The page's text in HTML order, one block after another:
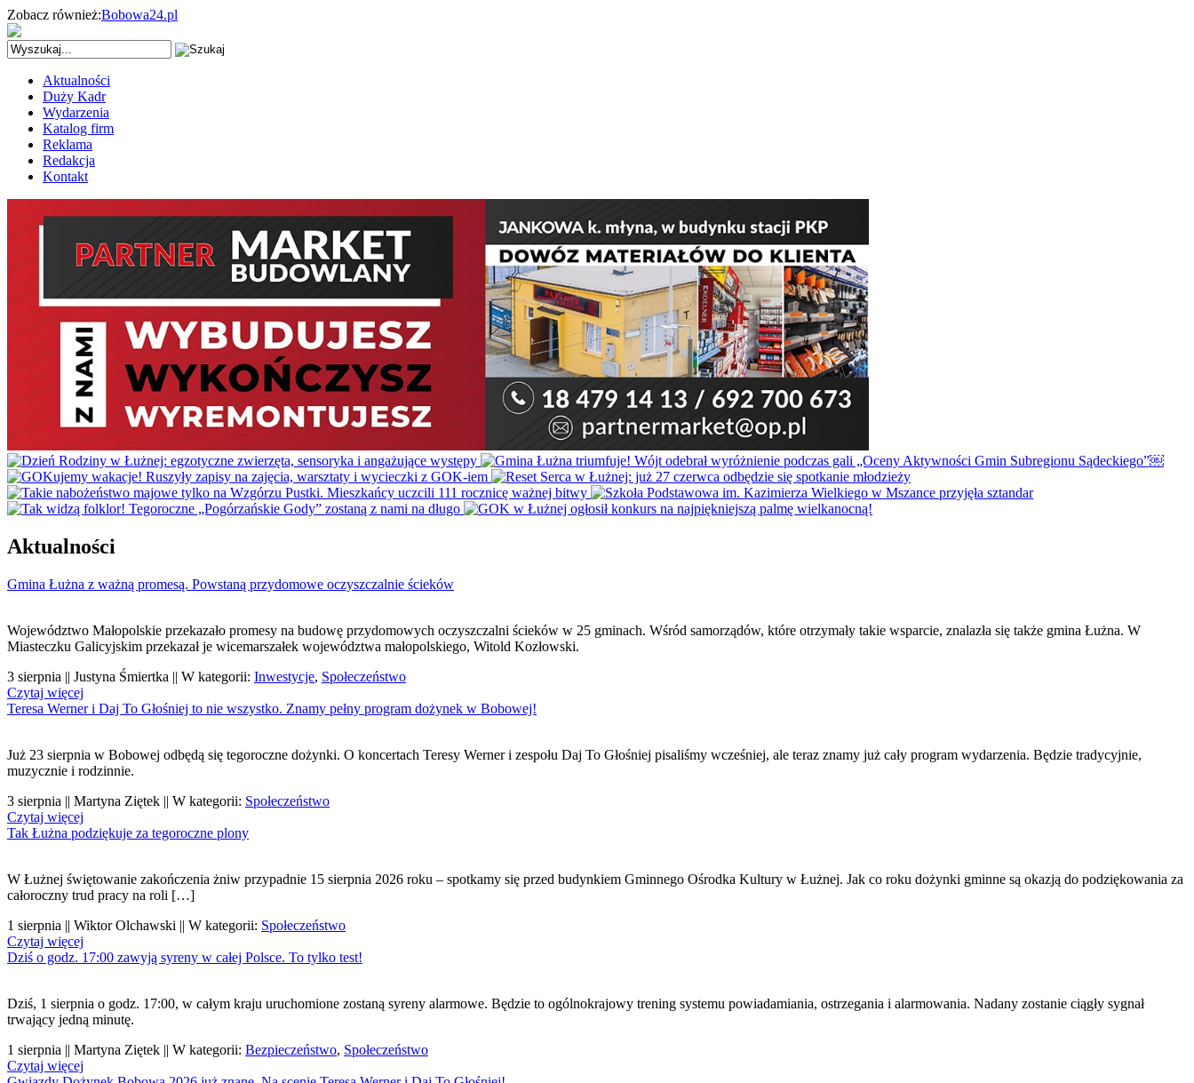
Zobacz również:Bobowa24.pl
Aktualności
Duży Kadr
Wydarzenia
Katalog firm
Reklama
Redakcja
Kontakt
Aktualności
Gmina Łużna z ważną promesą. Powstaną przydomowe oczyszczalnie ścieków
Województwo Małopolskie przekazało promesy na budowę przydomowych oczyszczalni ścieków w 25 gminach. Wśród samorządów, które otrzymały takie wsparcie, znalazła się także gmina Łużna. W
Miasteczku Galicyjskim przekazał je wicemarszałek województwa małopolskiego, Witold Kozłowski.
3 sierpnia || Justyna Śmiertka || W kategorii: Inwestycje, Społeczeństwo
Czytaj więcej
Teresa Werner i Daj To Głośniej to nie wszystko. Znamy pełny program dożynek w Bobowej!
Już 23 sierpnia w Bobowej odbędą się tegoroczne dożynki. O koncertach Teresy Werner i zespołu Daj To Głośniej pisaliśmy wcześniej, ale teraz znamy już cały program wydarzenia. Będzie tradycyjnie,
muzycznie i rodzinnie.
3 sierpnia || Martyna Ziętek || W kategorii: Społeczeństwo
Czytaj więcej
Tak Łużna podziękuje za tegoroczne plony
W Łużnej świętowanie zakończenia żniw przypadnie 15 sierpnia 2026 roku – spotkamy się przed budynkiem Gminnego Ośrodka Kultury w Łużnej. Jak co roku dożynki gminne są okazją do podziękowania za
całoroczny trud pracy na roli […]
1 sierpnia || Wiktor Olchawski || W kategorii: Społeczeństwo
Czytaj więcej
Dziś o godz. 17:00 zawyją syreny w całej Polsce. To tylko test!
Dziś, 1 sierpnia o godz. 17:00, w całym kraju uruchomione zostaną syreny alarmowe. Będzie to ogólnokrajowy trening systemu powiadamiania, ostrzegania i alarmowania. Nadany zostanie ciągły sygnał
trwający jedną minutę.
1 sierpnia || Martyna Ziętek || W kategorii: Bezpieczeństwo, Społeczeństwo
Czytaj więcej